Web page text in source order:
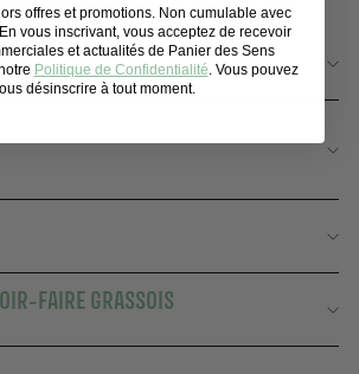
PAR NOTRE MAITRE PARFUMEUR
MARINE À L'INTENSITÉ
FAIRE GRASSOIS
offres et promotions. Non cumulable avec
vous inscrivant, vous acceptez de recevoir
et actualités de Panier des Sens
Politique de Confidentialité. Vous pouvez
désinscrire à tout moment.